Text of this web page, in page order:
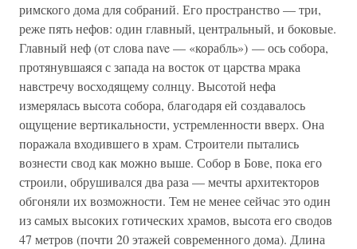
римского дома для собраний. Его пространство — три,
реже пять нефов: один главный, центральный, и боковые.
Главный неф (от слова nave — «корабль») — ось собора,
протянувшаяся с запада на восток от царства мрака
навстречу восходящему солнцу. Высотой нефа
измерялась высота собора, благодаря ей создавалось
ощущение вертикальности, устремленности вверх. Она
поражала входившего в храм. Строители пытались
вознести свод как можно выше. Собор в Бове, пока его
строили, обрушивался два раза — мечты архитекторов
обгоняли их возможности. Тем не менее сейчас это один
из самых высоких готических храмов, высота его сводов
47 метров (почти 20 этажей современного дома). Длина